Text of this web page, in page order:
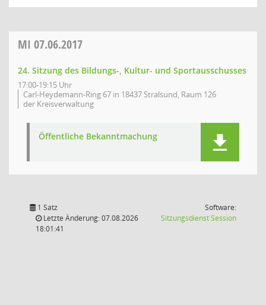
MI 07.06.2017
24. Sitzung des Bildungs-, Kultur- und Sportausschusses
17:00-19:15 Uhr
Carl-Heydemann-Ring 67 in 18437 Stralsund, Raum 126
der Kreisverwaltung
Öffentliche Bekanntmachung
1 Satz
Letzte Änderung: 07.08.2026
18:01:41
Software:
SitzungsdienstSession(Wird in